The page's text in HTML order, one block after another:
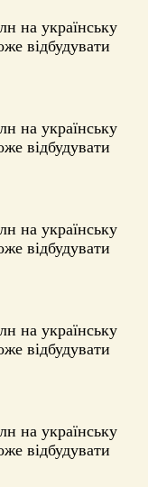
на українську
відбудувати
на українську
відбудувати
на українську
відбудувати
на українську
відбудувати
на українську
відбудувати